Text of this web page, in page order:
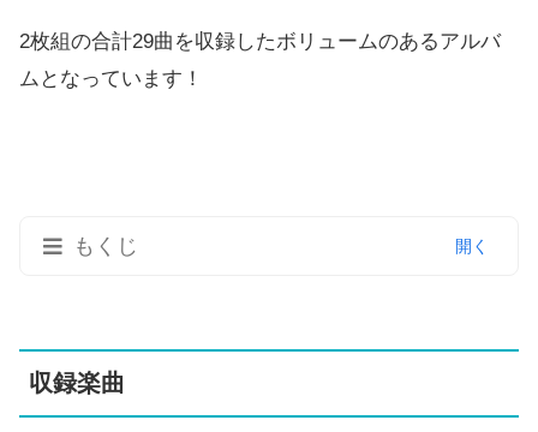
2枚組の合計29曲を収録したボリュームのあるアルバ
ムとなっています！
もくじ
ディスク1
ディスク2
収録楽曲